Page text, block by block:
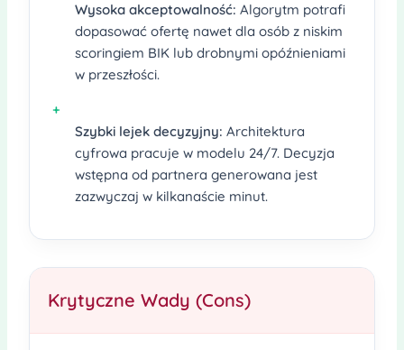
Wysoka akceptowalność: Algorytm potrafi
dopasować ofertę nawet dla osób z niskim
scoringiem BIK lub drobnymi opóźnieniami
w przeszłości.
+
Szybki lejek decyzyjny: Architektura
cyfrowa pracuje w modelu 24/7. Decyzja
wstępna od partnera generowana jest
zazwyczaj w kilkanaście minut.
Krytyczne Wady (Cons)